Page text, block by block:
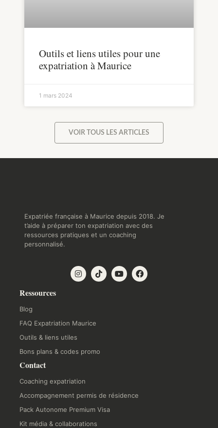
Outils et liens utiles pour une
expatriation à Maurice
1 mars 2024
VOIR TOUS LES ARTICLES
Expatriée française à Maurice depuis 2018. Je
t’aide à préparer ton expatriation avec des
ressources pratiques et un coaching
personnalisé.
Ressources
Blog
FAQ Expatriation Maurice
Outils & liens utiles
Bons plans & codes promo
Contact
Coaching expatriation
Accompagnement permis de résidence
Pack Autonome Premium Visa
Kit média & collaborations